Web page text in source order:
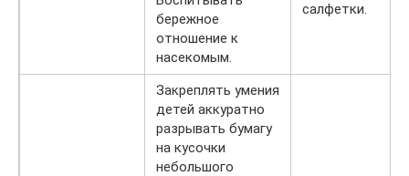
бережное
отношение к
насекомым.
салфетки.
Закреплять умения
детей аккуратно
разрывать бумагу
на кусочки
небольшого